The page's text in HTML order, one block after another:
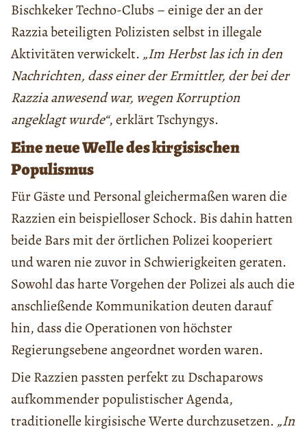
Bischkeker Techno-Clubs – einige der an der
Razzia beteiligten Polizisten selbst in illegale
Aktivitäten verwickelt. „Im Herbst las ich in den
Nachrichten, dass einer der Ermittler, der bei der
Razzia anwesend war, wegen Korruption
angeklagt wurde“, erklärt Tschyngys.
Eine neue Welle des kirgisischen
Populismus
Für Gäste und Personal gleichermaßen waren die
Razzien ein beispielloser Schock. Bis dahin hatten
beide Bars mit der örtlichen Polizei kooperiert
und waren nie zuvor in Schwierigkeiten geraten.
Sowohl das harte Vorgehen der Polizei als auch die
anschließende Kommunikation deuten darauf
hin, dass die Operationen von höchster
Regierungsebene angeordnet worden waren.
Die Razzien passten perfekt zu Dschaparows
aufkommender populistischer Agenda,
traditionelle kirgisische Werte durchzusetzen. „In